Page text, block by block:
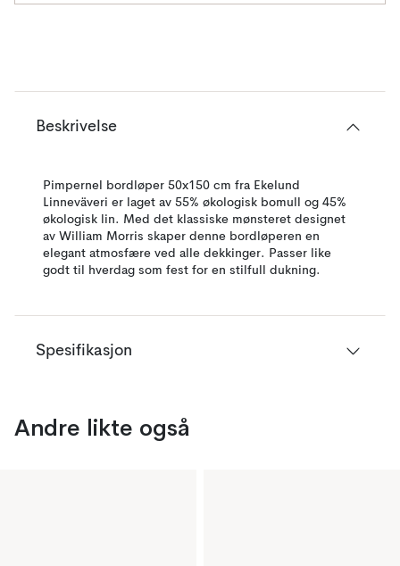
Beskrivelse
Pimpernel bordløper 50x150 cm fra Ekelund
Linneväveri er laget av 55% økologisk bomull og 45%
økologisk lin. Med det klassiske mønsteret designet
av William Morris skaper denne bordløperen en
elegant atmosfære ved alle dekkinger. Passer like
godt til hverdag som fest for en stilfull dukning.
Spesifikasjon
Andre likte også